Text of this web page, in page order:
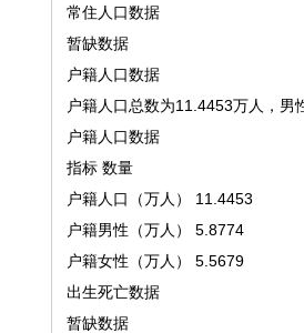
常住人口数据
暂缺数据
户籍人口数据
户籍人口总数为11.4453万人，男
户籍人口数据
指标 数量
户籍人口（万人）
11.4453
户籍男性（万人）
5.8774
户籍女性（万人）
5.5679
出生死亡数据
暂缺数据